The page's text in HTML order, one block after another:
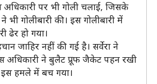
पर भी गोली चलाई, जिसके
गोलीबारी की। इस गोलीबारी में
ढेर हो गया।
जाहिर नहीं की गई है। सर्वेरा ने
अधिकारी ने बुलैट प्रूफ जैकेट पहन रखी
हमले में बच गया।